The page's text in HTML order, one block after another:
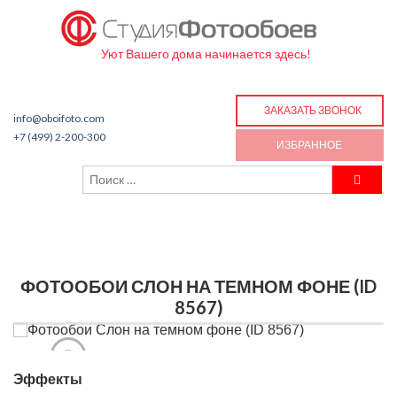
Уют Вашего дома начинается здесь!
info@oboifoto.com
+7 (499) 2-200-300
ЗАКАЗАТЬ ЗВОНОК
ИЗБРАННОЕ
ФОТООБОИ СЛОН НА ТЕМНОМ ФОНЕ (ID
8567)
Эффекты